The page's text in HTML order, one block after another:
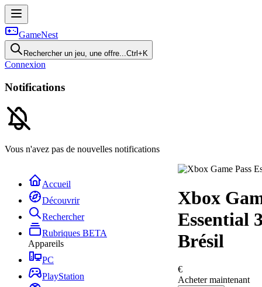
GameNest
Rechercher un jeu, une offre...Ctrl+K
Connexion
Notifications
Vous n'avez pas de nouvelles notifications
Accueil
Découvrir
Rechercher
Rubriques BETA
Appareils
PC
PlayStation
Xbox
Essential
Brésil
€
Acheter maintenant